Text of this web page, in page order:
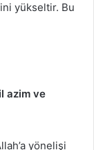
yükseltir. Bu
azim ve
yönelişi